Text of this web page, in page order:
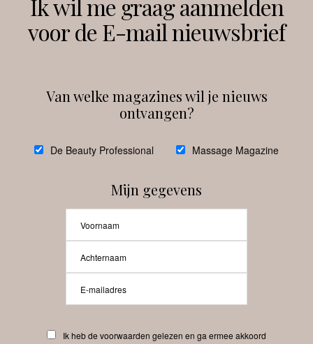
Instagram Facebook
debeautyprofessional
Beauty-Pro.nl
Ik wil me graag aanmelden
voor de E-mail nieuwsbrief
Van welke magazines wil je nieuws
ontvangen?
De Beauty Professional Massage Magazine
Mijn gegevens
Ik heb de voorwaarden gelezen en ga ermee akkoord